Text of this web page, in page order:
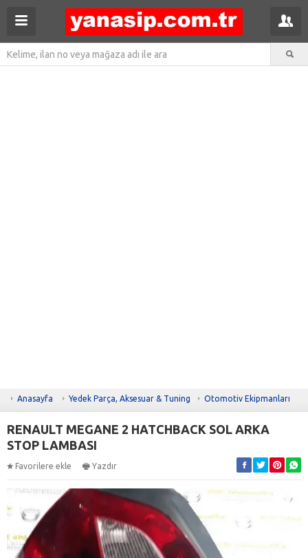
Anasayfa Yedek Parça, Aksesuar & Tuning Otomotiv Ekipmanları
RENAULT MEGANE 2 HATCHBACK SOL ARKA
STOP LAMBASI
Favorilere ekle Yazdır